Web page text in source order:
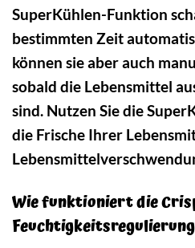
SuperKühlen-Funktion
bestimmten Zeit
können sie aber auch
sobald die Lebensmittel
sind. Nutzen Sie die
die Frische Ihrer
Wie funktioniert die